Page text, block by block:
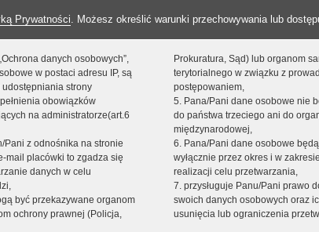
Prywatności. Możesz określić warunki przechowywania lub
danych osobowych”,
w postaci adresu IP, są
strony
obowiązków
na administratorze(art.6
Pani z odnośnika na stronie
mail placówki to zgadza się
danych w celu
być przekazywane organom
ochrony prawnej (Policja,
Prokuratura, Sąd) lub organom
terytorialnego w związku z
postępowaniem,
5. Pana/Pani dane osobowe nie
do państwa trzeciego ani do
międzynarodowej,
6. Pana/Pani dane osobowe
wyłącznie przez okres i w
realizacji celu przetwarzania,
7. przysługuje Panu/Pani prawo
swoich danych osobowych oraz
usunięcia lub ograniczenia